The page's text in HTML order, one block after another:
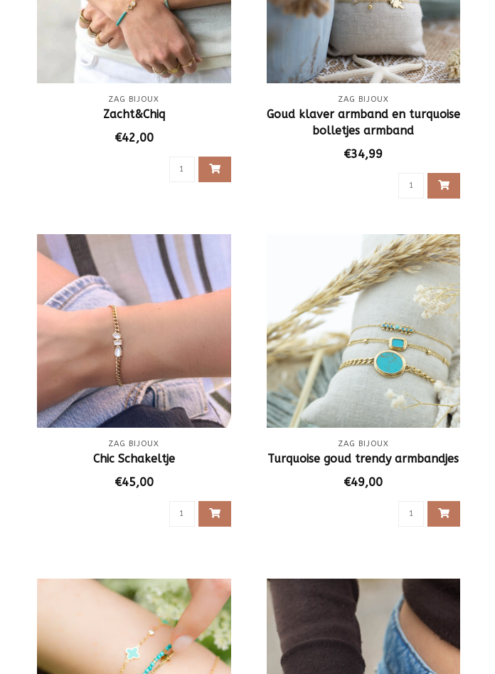
ZAG BIJOUX
Zacht&Chiq
€42,00
ZAG BIJOUX
Goud klaver armband en turquoise
bolletjes armband
€34,99
ZAG BIJOUX
Chic Schakeltje
€45,00
ZAG BIJOUX
Turquoise goud trendy armbandjes
€49,00